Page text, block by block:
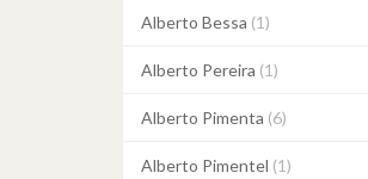
Alberto Bessa (1)
Alberto Pereira (1)
Alberto Pimenta (6)
Alberto Pimentel (1)